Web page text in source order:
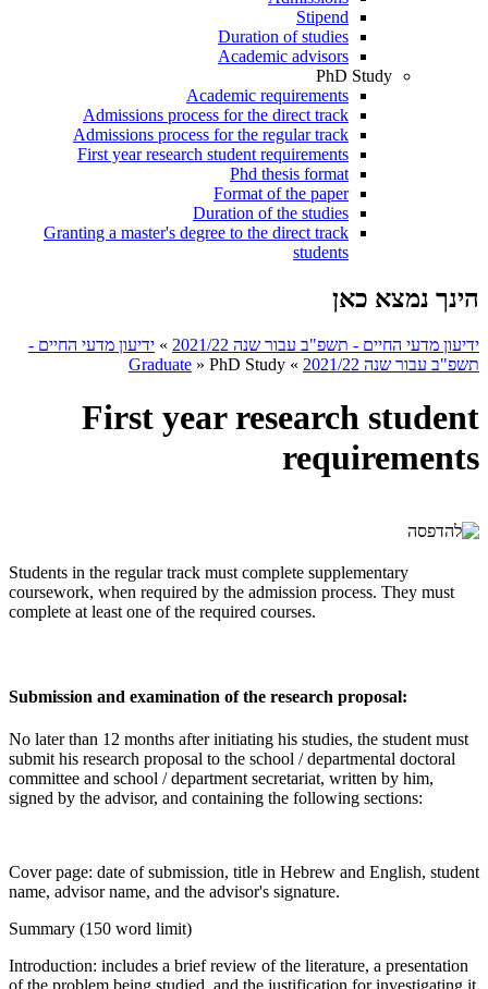
Stipend
Duration of studies
Academic advisors
PhD Study
Academic requirements
Admissions process for the direct track
Admissions process for the regular track
First year research student requirements
Phd thesis format
Format of the paper
Duration of the studies
Granting a master's degree to the direct track
students
הינך נמצא כאן
ידיעון מדעי החיים - תשפ"ב עבור שנה 2021/22 » ידיעון מדעי החיים -
תשפ"ב עבור שנה 2021/22
»
Graduate » PhD Study
First year research student
requirements
Students in the regular track must complete supplementary
coursework, when required by the admission process. They must
complete at least one of the required courses.
Submission and examination of the research proposal:
No later than 12 months after initiating his studies, the student must
submit his research proposal to the school / departmental doctoral
committee and school / department secretariat, written by him,
signed by the advisor, and containing the following sections:
Cover page: date of submission, title in Hebrew and English, student
name, advisor name, and the advisor's signature.
Summary (150 word limit)
Introduction: includes a brief review of the literature, a presentation